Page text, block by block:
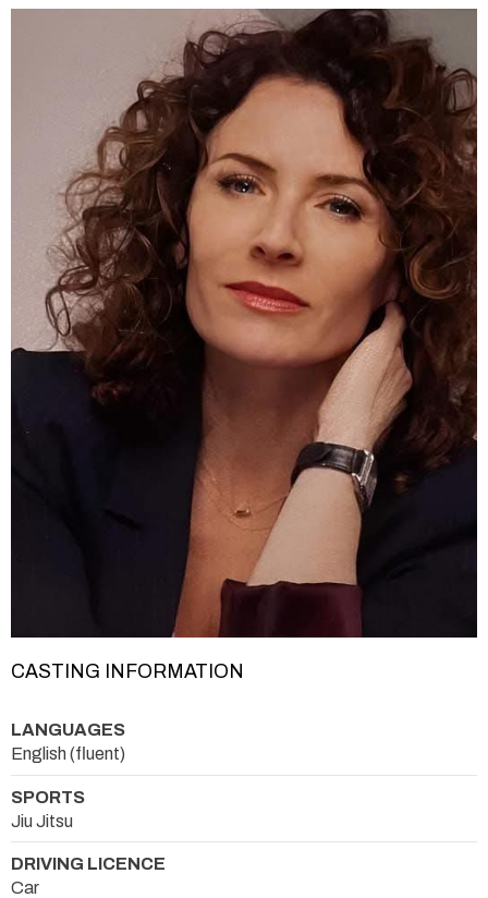
CASTING INFORMATION
LANGUAGES
English (fluent)
SPORTS
Jiu Jitsu
DRIVING LICENCE
Car